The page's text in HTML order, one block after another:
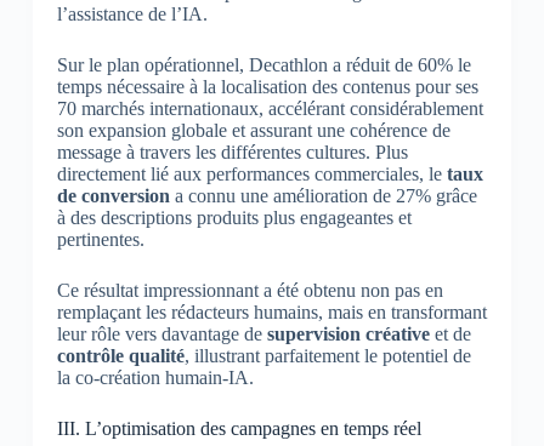
l’assistance de l’IA.
Sur le plan opérationnel, Decathlon a réduit de 60% le
temps nécessaire à la localisation des contenus pour ses
70 marchés internationaux, accélérant considérablement
son expansion globale et assurant une cohérence de
message à travers les différentes cultures. Plus
directement lié aux performances commerciales, le taux
de conversion a connu une amélioration de 27% grâce
à des descriptions produits plus engageantes et
pertinentes.
Ce résultat impressionnant a été obtenu non pas en
remplaçant les rédacteurs humains, mais en transformant
leur rôle vers davantage de supervision créativeet de
contrôle qualité, illustrant parfaitement le potentiel de
la co-création humain-IA.
III. L’optimisation des campagnes en temps réel